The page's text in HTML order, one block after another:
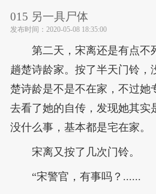
015 另一具尸体
发布时间： 2020-05-08 18:35:00
第二天，宋离还是有点不
趟楚诗龄家。按了半天门铃，
楚诗龄是不是不在家，不过她
去看了她的自传，发现她其实
没什么事，基本都是宅在家。
宋离又按了几次门铃。
“宋警官，有事吗？......